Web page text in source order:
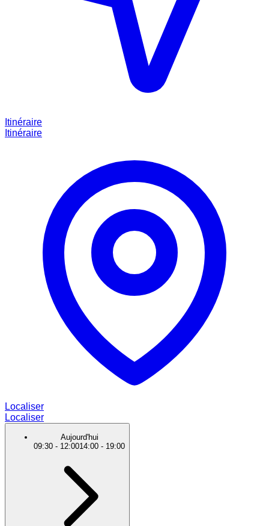
Itinéraire
Itinéraire
Localiser
Localiser
Aujourd'hui
09:30 - 12:0014:00 - 19:00